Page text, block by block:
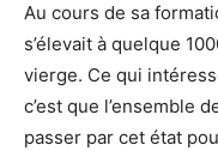
Au cours de sa
s’élevait à quelque
vierge. Ce qui
c’est que l’ensemble
passer par cet état